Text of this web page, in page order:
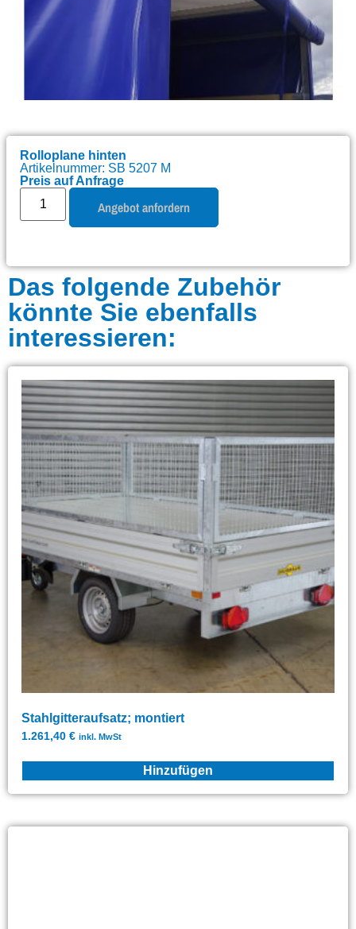
Rolloplane hinten
Artikelnummer: SB 5207 M
Preis auf Anfrage
Angebot anfordern
Das folgende Zubehör
könnte Sie ebenfalls
interessieren:
Stahlgitteraufsatz; montiert
1.261,40 € inkl. MwSt
Hinzufügen